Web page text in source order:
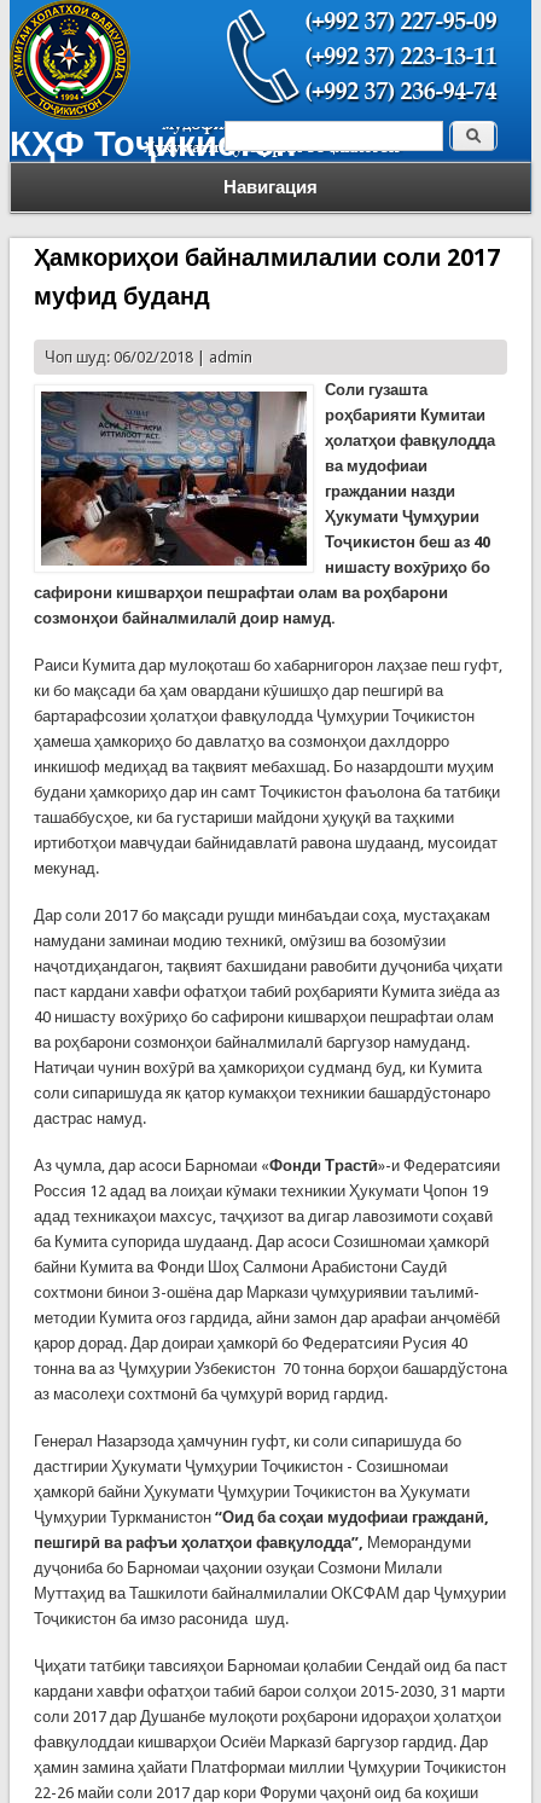
КҲФ Тоҷикистон
Навигация
Форма поиска Поиск
Ҳамкориҳои байналмилалии соли 2017
муфид буданд
Чоп шуд: 06/02/2018 | admin
Соли гузашта
роҳбарияти Кумитаи
ҳолатҳои фавқулодда
ва мудофиаи
граждании назди
Ҳукумати Ҷумҳурии
Тоҷикистон беш аз 40
нишасту вохӯриҳо бо
сафирони кишварҳои пешрафтаи олам ва роҳбарони
созмонҳои байналмилалӣ доир намуд.
Раиси Кумита дар мулоқоташ бо хабарнигорон лаҳзае пеш гуфт,
ки бо мақсади ба ҳам овардани кӯшишҳо дар пешгирӣ ва
бартарафсозии ҳолатҳои фавқулодда Ҷумҳурии Тоҷикистон
ҳамеша ҳамкориҳо бо давлатҳо ва созмонҳои дахлдорро
инкишоф медиҳад ва тақвият мебахшад. Бо назардошти муҳим
будани ҳамкориҳо дар ин самт Тоҷикистон фаъолона ба татбиқи
ташаббусҳое, ки ба густариши майдони ҳуқуқӣ ва таҳкими
иртиботҳои мавҷудаи байнидавлатӣ равона шудаанд, мусоидат
мекунад.
Дар соли 2017 бо мақсади рушди минбаъдаи соҳа, мустаҳакам
намудани заминаи модию техникӣ, омӯзиш ва бозомӯзии
наҷотдиҳандагон, тақвият бахшидани равобити дуҷониба ҷиҳати
паст кардани хавфи офатҳои табиӣ роҳбарияти Кумита зиёда аз
40 нишасту вохӯриҳо бо сафирони кишварҳои пешрафтаи олам
ва роҳбарони созмонҳои байналмилалӣ баргузор намуданд.
Натиҷаи чунин вохӯрӣ ва ҳамкориҳои судманд буд, ки Кумита
соли сипаришуда як қатор кумакҳои техникии башардӯстонаро
дастрас намуд.
Аз ҷумла, дар асоси Барномаи «Фонди Трастӣ»-и Федератсияи
Россия 12 адад ва лоиҳаи кӯмаки техникии Ҳукумати Ҷопон 19
адад техникаҳои махсус, таҷҳизот ва дигар лавозимоти соҳавӣ
ба Кумита супорида шудаанд. Дар асоси Созишномаи ҳамкорӣ
байни Кумита ва Фонди Шоҳ Салмони Арабистони Саудӣ
сохтмони бинои 3-ошёна дар Маркази ҷумҳуриявии таълимӣ-
методии Кумита оғоз гардида, айни замон дар арафаи анҷомёбӣ
қарор дорад. Дар доираи ҳамкорӣ бо Федератсияи Русия 40
тонна ва аз Ҷумҳурии Узбекистон 70 тонна борҳои башардўстона
аз масолеҳи сохтмонӣ ба ҷумҳурӣ ворид гардид.
Генерал Назарзода ҳамчунин гуфт, ки соли сипаришуда бо
дастгирии Ҳукумати Ҷумҳурии Тоҷикистон - Созишномаи
ҳамкорӣ байни Ҳукумати Ҷумҳурии Тоҷикистон ва Ҳукумати
Ҷумҳурии Туркманистон “Оид ба соҳаи мудофиаи гражданӣ,
пешгирӣ ва рафъи ҳолатҳои фавқулодда”, Меморандуми
дуҷониба бо Барномаи ҷаҳонии озуқаи Созмони Милали
Муттаҳид ва Ташкилоти байналмилалии ОКСФАМ дар Ҷумҳурии
Тоҷикистон ба имзо расонида шуд.
Ҷиҳати татбиқи тавсияҳои Барномаи қолабии Сендай оид ба паст
кардани хавфи офатҳои табиӣ барои солҳои 2015-2030, 31 марти
соли 2017 дар Душанбе мулоқоти роҳбарони идораҳои ҳолатҳои
фавқулоддаи кишварҳои Осиёи Марказӣ баргузор гардид. Дар
ҳамин замина ҳайати Платформаи миллии Ҷумҳурии Тоҷикистон
22-26 майи соли 2017 дар кори Форуми ҷаҳонӣ оид ба коҳиши